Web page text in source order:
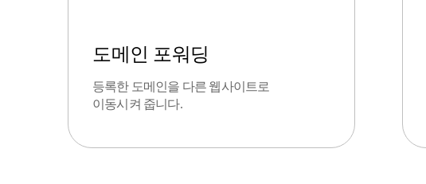
도메인 포워딩
등록한 도메인을 다른 웹사이트로
이동시켜 줍니다.